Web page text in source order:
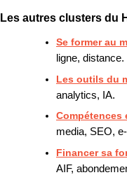
Les autres clusters du
Se former au
ligne, distance.
Les outils du
analytics, IA.
Compétences
media, SEO,
Financer sa
AIF,